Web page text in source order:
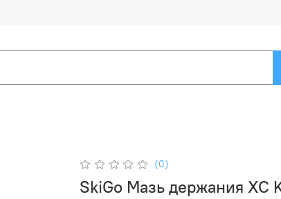
(0)
SkiGo Мазь держания XC